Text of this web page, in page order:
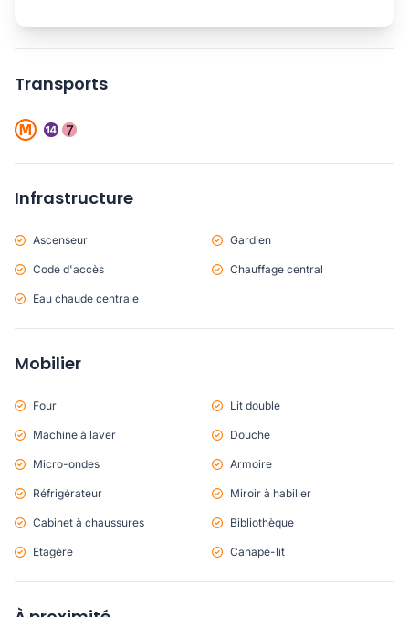
Transports
Infrastructure
Ascenseur Gardien
Code d'accès Chauffage central
Eau chaude centrale
Mobilier
Four Lit double
Machine à laver Douche
Micro-ondes Armoire
Réfrigérateur Miroir à habiller
Cabinet à chaussures Bibliothèque
Etagère Canapé-lit